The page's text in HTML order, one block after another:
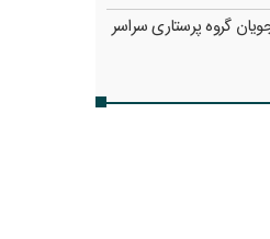
گروه پرستاری سراسر